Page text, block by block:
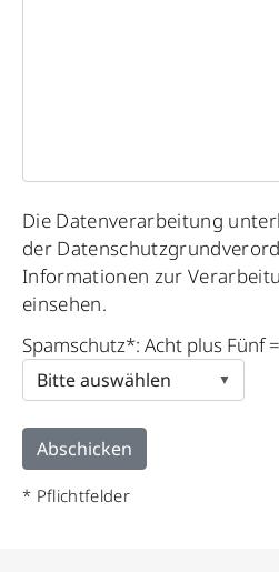
Please
leave
this
field
empty.
Die Datenverarbeitung
der
Informationen zur
einsehen.
Spamschutz*: Acht plus Fünf =
* Pflichtfelder